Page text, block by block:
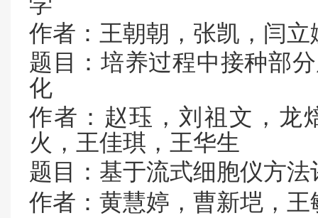
作者：王朝朝，张凯，闫
题目：培养过程中接种部
化
作者：赵珏，刘祖文，龙
火，王佳琪，王华生
题目：基于流式细胞仪方
作者：黄慧婷，曹新垲，